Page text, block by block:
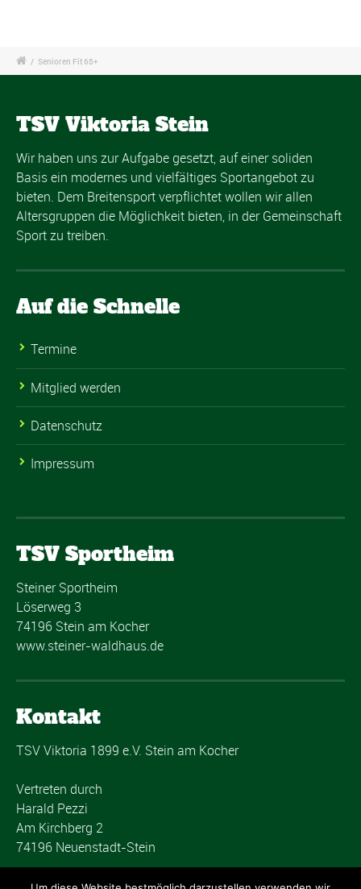
/ Senioren Fit 65+
TSV Viktoria Stein
Wir haben uns zur Aufgabe gesetzt, auf einer soliden
Basis ein modernes und vielfältiges Sportangebot zu
bieten. Dem Breitensport verpflichtet wollen wir allen
Altersgruppen die Möglichkeit bieten, in der Gemeinschaft
Sport zu treiben.
Auf die Schnelle
Termine
Mitglied werden
Datenschutz
Impressum
TSV Sportheim
Steiner Sportheim
Löserweg 3
74196 Stein am Kocher
www.steiner-waldhaus.de
Kontakt
TSV Viktoria 1899 e.V. Stein am Kocher
Vertreten durch
Harald Pezzi
Am Kirchberg 2
74196 Neuenstadt-Stein